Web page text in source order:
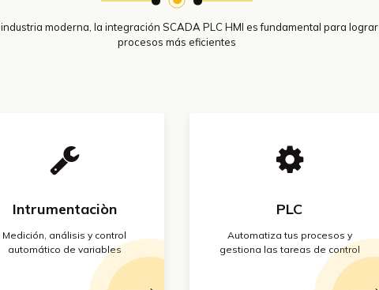
industria moderna, la integración SCADA PLC HMI es fundamental para lograr
procesos más eficientes
Intrumentaciòn
Medición, análisis y control
automático de variables
PLC
Automatiza tus procesos y
gestiona las tareas de control